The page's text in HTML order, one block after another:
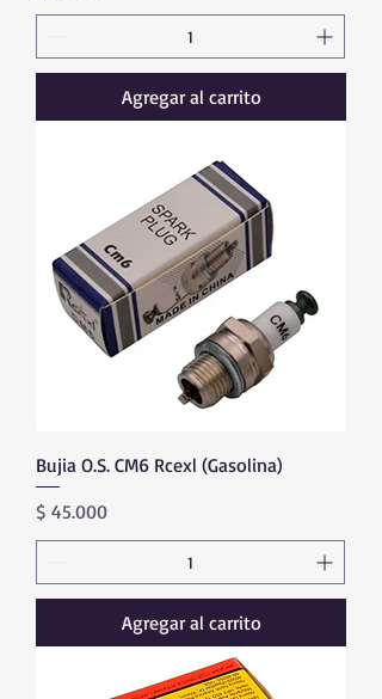
Agregar al carrito
Bujia O.S. CM6 Rcexl (Gasolina)
Precio
$ 45.000
Agregar al carrito